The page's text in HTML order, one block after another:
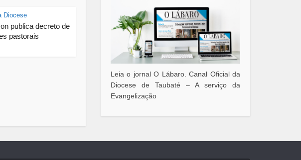
Diocese
publica decreto de
pastorais
Leia o jornal O Lábaro. Canal Oficial da
Diocese de Taubaté – A serviço da
Evangelização